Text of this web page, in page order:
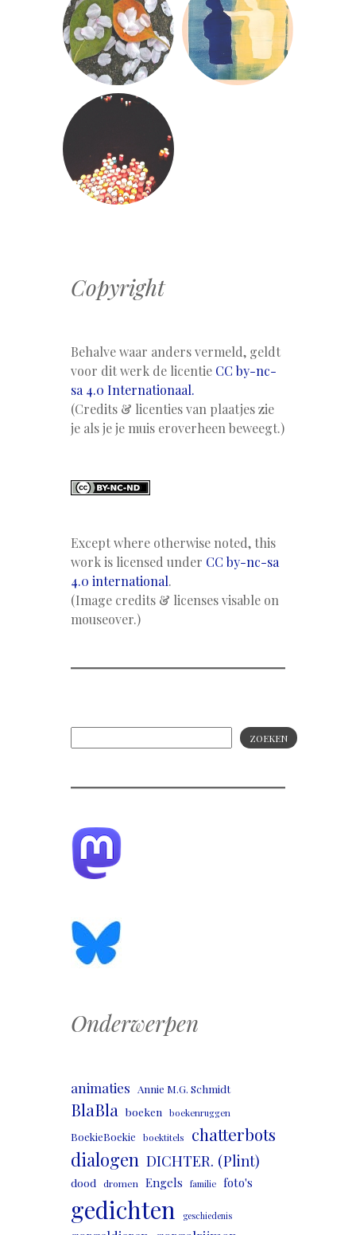
Copyright
Behalve waar anders vermeld, geldt
voor dit werk de licentie CC by-nc-
sa 4.0 Internationaal.
(Credits & licenties van plaatjes zie
je als je je muis eroverheen beweegt.)
Except where otherwise noted, this
work is licensed under CC by-nc-sa
4.0 international.
(Image credits & licenses visable on
mouseover.)
ZOEKEN
Onderwerpen
animaties Annie M.G. Schmidt
BlaBla boeken boekenruggen
BoekieBoekie boektitels chatterbots
dialogen DICHTER. (Plint)
dood dromen Engels familie foto's
gedichten geschiedenis